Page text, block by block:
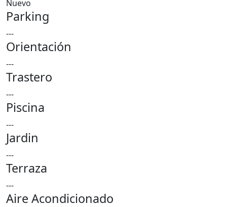
Nuevo
Parking
---
Orientación
---
Trastero
---
Piscina
---
Jardin
---
Terraza
---
Aire Acondicionado